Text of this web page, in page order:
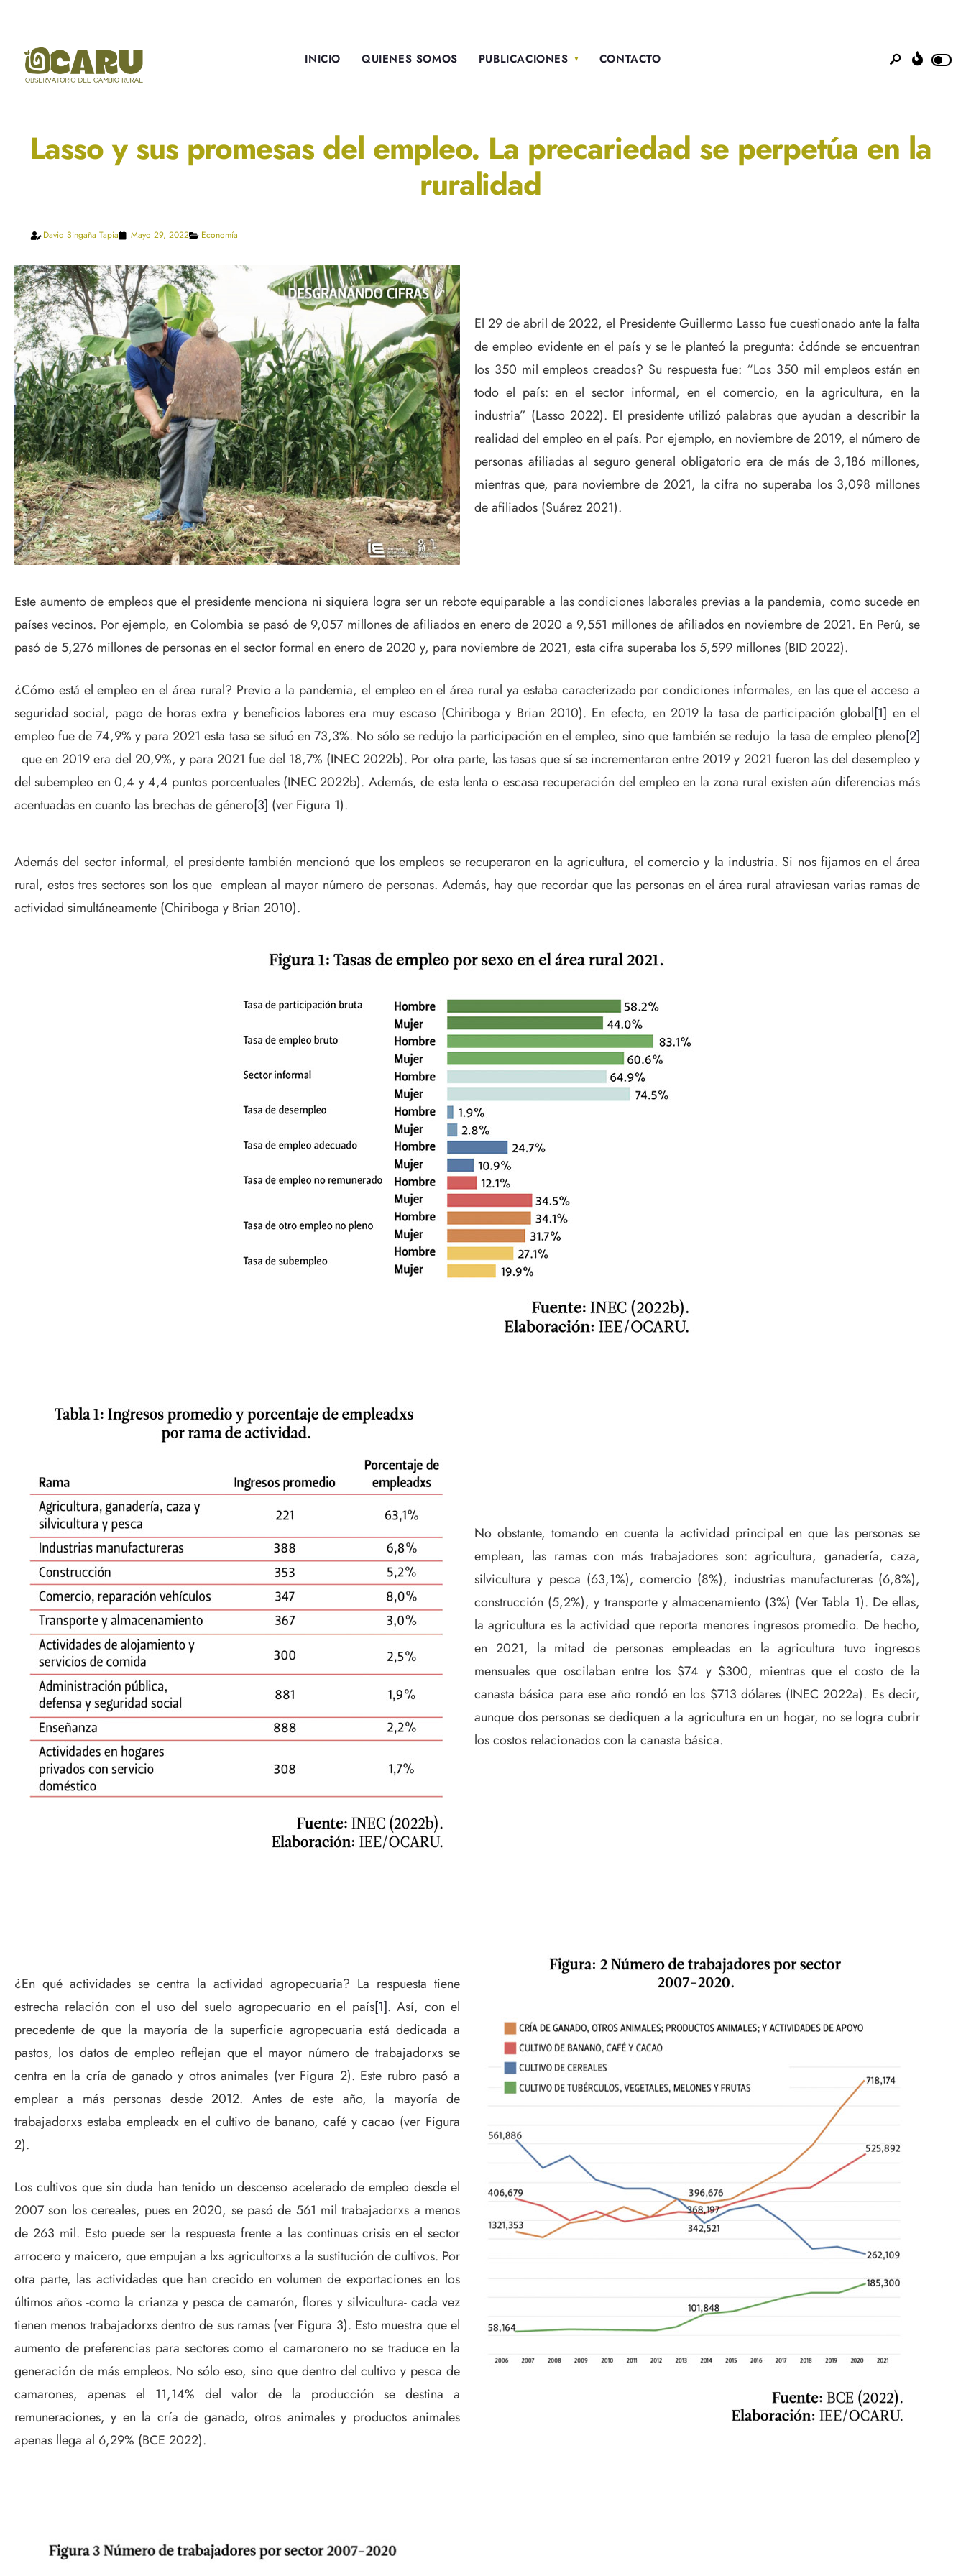
INICIO QUIENES SOMOS PUBLICACIONES CONTACTO
Lasso y sus promesas del empleo. La precariedad se perpetúa en la
ruralidad
David Singaña Tapia Mayo 29, 2022 Economía
El 29 de abril de 2022, el Presidente Guillermo Lasso fue cuestionado ante la falta
de empleo evidente en el país y se le planteó la pregunta: ¿dónde se encuentran
los 350 mil empleos creados? Su respuesta fue: “Los 350 mil empleos están en
todo el país: en el sector informal, en el comercio, en la agricultura, en la
industria” (Lasso 2022). El presidente utilizó palabras que ayudan a describir la
realidad del empleo en el país. Por ejemplo, en noviembre de 2019, el número de
personas afiliadas al seguro general obligatorio era de más de 3,186 millones,
mientras que, para noviembre de 2021, la cifra no superaba los 3,098 millones
de afiliados (Suárez 2021).
Este aumento de empleos que el presidente menciona ni siquiera logra ser un rebote equiparable a las condiciones laborales previas a la pandemia, como sucede en
países vecinos. Por ejemplo, en Colombia se pasó de 9,057 millones de afiliados en enero de 2020 a 9,551 millones de afiliados en noviembre de 2021. En Perú, se
pasó de 5,276 millones de personas en el sector formal en enero de 2020 y, para noviembre de 2021, esta cifra superaba los 5,599 millones (BID 2022).
¿Cómo está el empleo en el área rural? Previo a la pandemia, el empleo en el área rural ya estaba caracterizado por condiciones informales, en las que el acceso a
seguridad social, pago de horas extra y beneficios labores era muy escaso (Chiriboga y Brian 2010). En efecto, en 2019 la tasa de participación global[1] en el
empleo fue de 74,9% y para 2021 esta tasa se situó en 73,3%. No sólo se redujo la participación en el empleo, sino que también se redujo la tasa de empleo pleno[2]
que en 2019 era del 20,9%, y para 2021 fue del 18,7% (INEC 2022b). Por otra parte, las tasas que sí se incrementaron entre 2019 y 2021 fueron las del desempleo y
del subempleo en 0,4 y 4,4 puntos porcentuales (INEC 2022b). Además, de esta lenta o escasa recuperación del empleo en la zona rural existen aún diferencias más
acentuadas en cuanto las brechas de género[3] (ver Figura 1).
Además del sector informal, el presidente también mencionó que los empleos se recuperaron en la agricultura, el comercio y la industria. Si nos fijamos en el área
rural, estos tres sectores son los que emplean al mayor número de personas. Además, hay que recordar que las personas en el área rural atraviesan varias ramas de
actividad simultáneamente (Chiriboga y Brian 2010).
No obstante, tomando en cuenta la actividad principal en que las personas se
emplean, las ramas con más trabajadores son: agricultura, ganadería, caza,
silvicultura y pesca (63,1%), comercio (8%), industrias manufactureras (6,8%),
construcción (5,2%), y transporte y almacenamiento (3%) (Ver Tabla 1). De ellas,
la agricultura es la actividad que reporta menores ingresos promedio. De hecho,
en 2021, la mitad de personas empleadas en la agricultura tuvo ingresos
mensuales que oscilaban entre los $74 y $300, mientras que el costo de la
canasta básica para ese año rondó en los $713 dólares (INEC 2022a). Es decir,
aunque dos personas se dediquen a la agricultura en un hogar, no se logra cubrir
los costos relacionados con la canasta básica.
¿En qué actividades se centra la actividad agropecuaria? La respuesta tiene
estrecha relación con el uso del suelo agropecuario en el país[1]. Así, con el
precedente de que la mayoría de la superficie agropecuaria está dedicada a
pastos, los datos de empleo reflejan que el mayor número de trabajadorxs se
centra en la cría de ganado y otros animales (ver Figura 2). Este rubro pasó a
emplear a más personas desde 2012. Antes de este año, la mayoría de
trabajadorxs estaba empleadx en el cultivo de banano, café y cacao (ver Figura
2).
Los cultivos que sin duda han tenido un descenso acelerado de empleo desde el
2007 son los cereales, pues en 2020, se pasó de 561 mil trabajadorxs a menos
de 263 mil. Esto puede ser la respuesta frente a las continuas crisis en el sector
arrocero y maicero, que empujan a lxs agricultorxs a la sustitución de cultivos. Por
otra parte, las actividades que han crecido en volumen de exportaciones en los
últimos años -como la crianza y pesca de camarón, flores y silvicultura- cada vez
tienen menos trabajadorxs dentro de sus ramas (ver Figura 3). Esto muestra que el
aumento de preferencias para sectores como el camaronero no se traduce en la
generación de más empleos. No sólo eso, sino que dentro del cultivo y pesca de
camarones, apenas el 11,14% del valor de la producción se destina a
remuneraciones, y en la cría de ganado, otros animales y productos animales
apenas llega al 6,29% (BCE 2022).